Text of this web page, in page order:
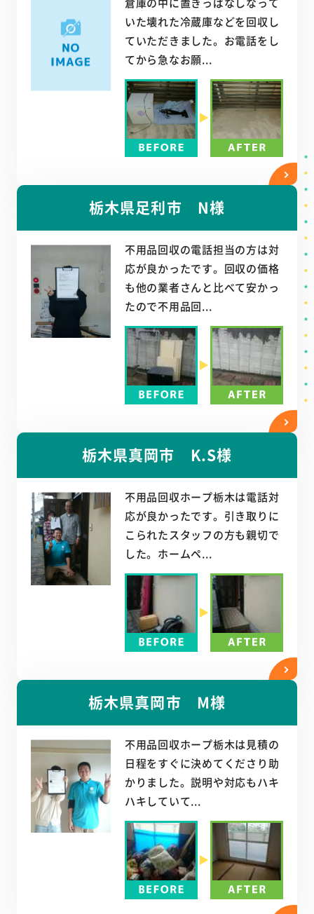
いた壊れた冷蔵庫などを回収し
ていただきました。お電話をし
てから急なお願...
栃木県足利市 N様
不用品回収の電話担当の方は対
応が良かったです。回収の価格
も他の業者さんと比べて安かっ
たので不用品回...
栃木県真岡市 K.S様
不用品回収ホープ栃木は電話対
応が良かったです。引き取りに
こられたスタッフの方も親切で
した。ホームペ...
栃木県真岡市 M様
不用品回収ホープ栃木は見積の
日程をすぐに決めてくださり助
かりました。説明や対応もハキ
ハキしていて...